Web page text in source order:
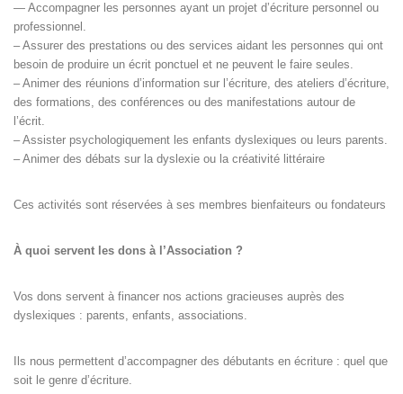
— Accompagner les personnes ayant un projet d’écriture personnel ou
professionnel.
– Assurer des prestations ou des services aidant les personnes qui ont
besoin de produire un écrit ponctuel et ne peuvent le faire seules.
– Animer des réunions d’information sur l’écriture, des ateliers d’écriture,
des formations, des conférences ou des manifestations autour de
l’écrit.
– Assister psychologiquement les enfants dyslexiques ou leurs parents.
– Animer des débats sur la dyslexie ou la créativité littéraire
Ces activités sont réservées à ses membres bienfaiteurs ou fondateurs
À quoi servent les dons à l’Association ?
Vos dons servent à financer nos actions gracieuses auprès des
dyslexiques : parents, enfants, associations.
Ils nous permettent d’accompagner des débutants en écriture : quel que
soit le genre d’écriture.